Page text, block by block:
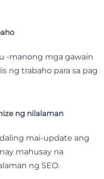
-manong mga gawain
ng trabaho para sa pag
ng nilalaman
mai-update ang
mahusay na
ng SEO.